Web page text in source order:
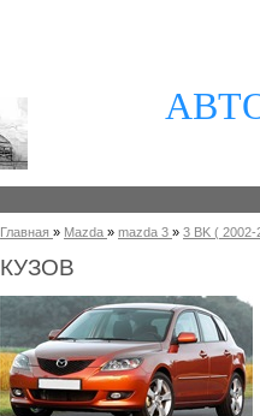
Главная » Mazda » mazda 3 » 3 BK ( 2002-
КУЗОВ